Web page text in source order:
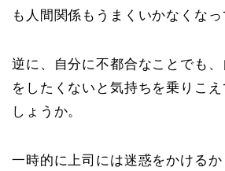
も人間関係もうまくいかなくなっ
逆に、自分に不都合なことでも
をしたくないと気持ちを乗りこ
しょうか。
一時的に上司には迷惑をかけるか